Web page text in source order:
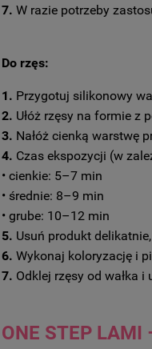
7. W razie potrzeby
Do rzęs:
1. Przygotuj silikonowy
2. Ułóż rzęsy na formie z
3. Nałóż cienką warstwę
4. Czas ekspozycji (w
• cienkie: 5–7 min
• średnie: 8–9 min
• grube: 10–12 min
5. Usuń produkt
6. Wykonaj koloryzację i
7. Odklej rzęsy od wałka i
ONE STEP